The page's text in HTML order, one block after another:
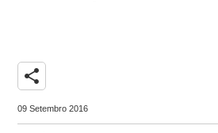
share
09 Setembro 2016